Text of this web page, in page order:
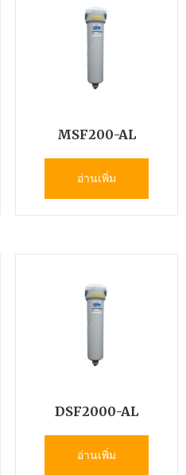
MSF200-AL
อ่านเพิ่ม
DSF2000-AL
อ่านเพิ่ม